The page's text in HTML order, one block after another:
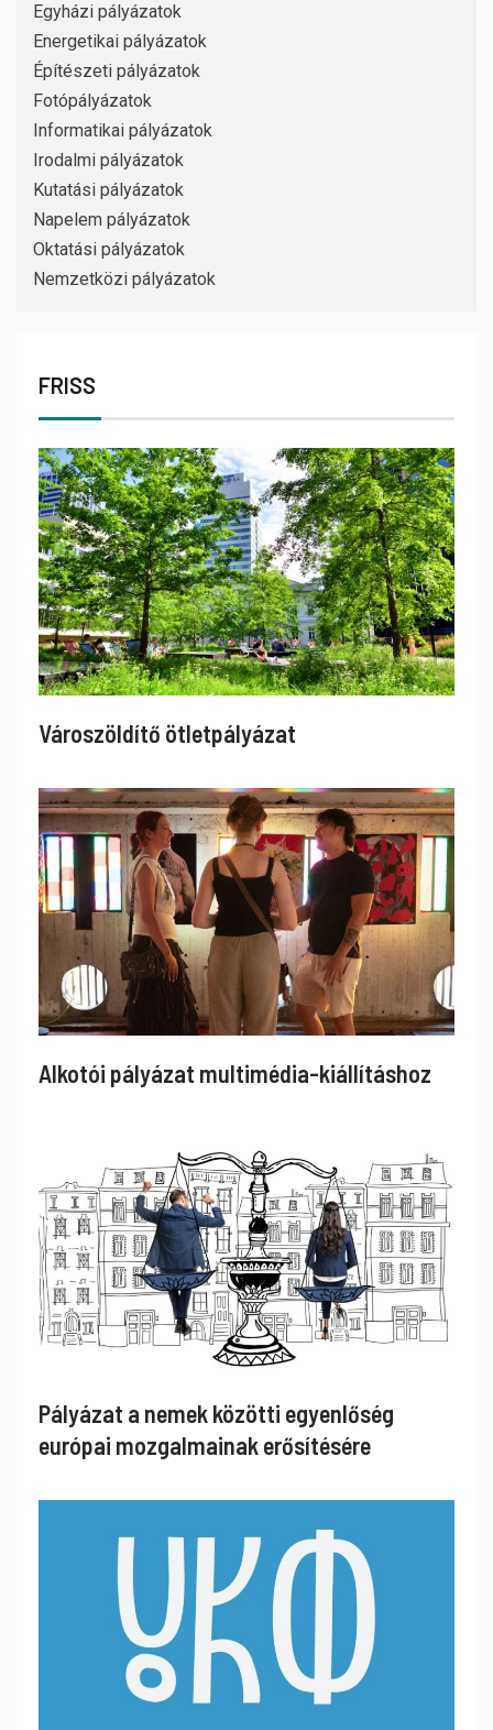
Egyházi pályázatok
Energetikai pályázatok
Építészeti pályázatok
Fotópályázatok
Informatikai pályázatok
Irodalmi pályázatok
Kutatási pályázatok
Napelem pályázatok
Oktatási pályázatok
Nemzetközi pályázatok
FRISS
Városzöldítő ötletpályázat
Alkotói pályázat multimédia-kiállításhoz
Pályázat a nemek közötti egyenlőség
európai mozgalmainak erősítésére